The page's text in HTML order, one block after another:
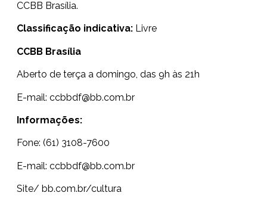
CCBB Brasília.
Classificação indicativa: Livre
CCBB Brasília
Aberto de terça a domingo, das 9h às 21h
E-mail: ccbbdf@bb.com.br
Informações:
Fone: (61) 3108-7600
E-mail: ccbbdf@bb.com.br
Site/ bb.com.br/cultura